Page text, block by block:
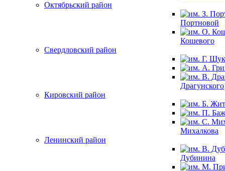
Октябрьский район
Портновой
Кошевого
Свердловский район
Драгунского
Кировский район
Михалкова
Ленинский район
Дубинина